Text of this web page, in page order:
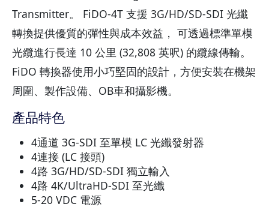
Transmitter。 FiDO-4T 支援 3G/HD/SD-SDI 光纖
轉換提供優質的彈性與成本效益， 可透過標準單模
光纜進行長達 10 公里 (32,808 英呎) 的纜線傳輸。
FiDO 轉換器使用小巧堅固的設計，方便安裝在機架
周圍、製作設備、OB車和攝影機。
產品特色
4通道 3G-SDI 至單模 LC 光纖發射器
4連接 (LC 接頭)
4路 3G/HD/SD-SDI 獨立輸入
4路 4K/UltraHD-SDI 至光纖
5-20 VDC 電源